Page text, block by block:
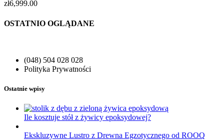
zł6,999.00
OSTATNIO OGLĄDANE
(048) 504 028 028
Polityka Prywatności
Ostatnie wpisy
Ile kosztuje stół z żywicy epoksydowej?
Ekskluzywne Lustro z Drewna Egzotycznego od ROOQ